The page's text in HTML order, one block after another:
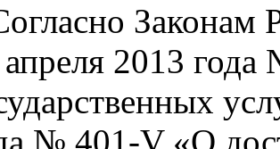
Законам
апреля 2013
№ 401-V «О